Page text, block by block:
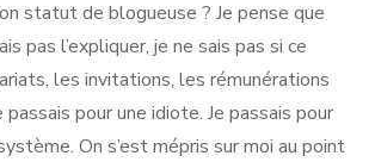
statut de blogueuse ? Je pense que
pas l’expliquer, je ne sais pas si ce
les invitations, les rémunérations
passais pour une idiote. Je passais pour
On s’est mépris sur moi au point